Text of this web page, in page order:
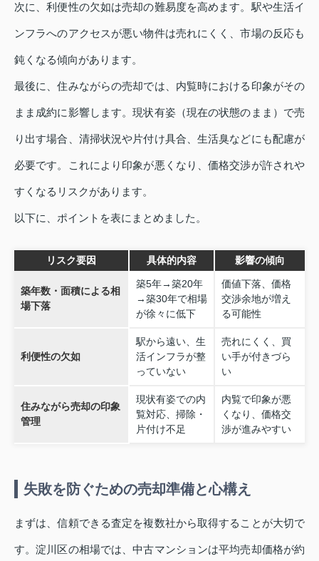
次に、利便性の欠如は売却の難易度を高めます。駅や生活イ
ンフラへのアクセスが悪い物件は売れにくく、市場の反応も
鈍くなる傾向があります。
最後に、住みながらの売却では、内覧時における印象がその
まま成約に影響します。現状有姿（現在の状態のまま）で売
り出す場合、清掃状況や片付け具合、生活臭などにも配慮が
必要です。これにより印象が悪くなり、価格交渉が許されや
すくなるリスクがあります。
以下に、ポイントを表にまとめました。
リスク要因 具体的内容 影響の傾向
築年数・面積による相
場下落
築5年→築20年
→築30年で相場
が徐々に低下
価値下落、価格
交渉余地が増え
る可能性
利便性の欠如
駅から遠い、生
活インフラが整
っていない
売れにくく、買
い手が付きづら
い
住みながら売却の印象
管理
現状有姿での内
覧対応、掃除・
片付け不足
内覧で印象が悪
くなり、価格交
渉が進みやすい
失敗を防ぐための売却準備と心構え
まずは、信頼できる査定を複数社から取得することが大切で
す。淀川区の相場では、中古マンションは平均売却価格が約